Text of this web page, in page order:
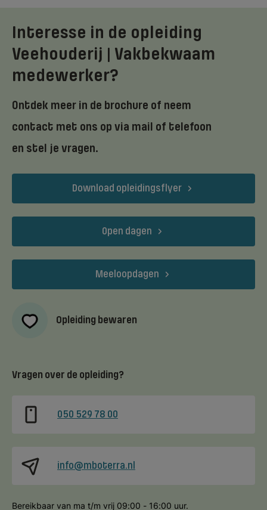
Interesse in de opleiding
Veehouderij | Vakbekwaam
medewerker?
Ontdek meer in de brochure of neem
contact met ons op via mail of telefoon
en stel je vragen.
Download opleidingsflyer
Open dagen
Meeloopdagen
Opleiding bewaren
Vragen over de opleiding?
050 529 78 00
info@mboterra.nl
Bereikbaar van ma t/m vrij 09:00 - 16:00 uur.